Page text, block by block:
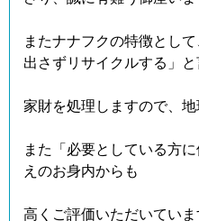
またナナフクの特徴とし
出さずリサイクルする」
家財を処理しますので、地
また「必要としている方
えのお身内からも
高くご評価いただいていま